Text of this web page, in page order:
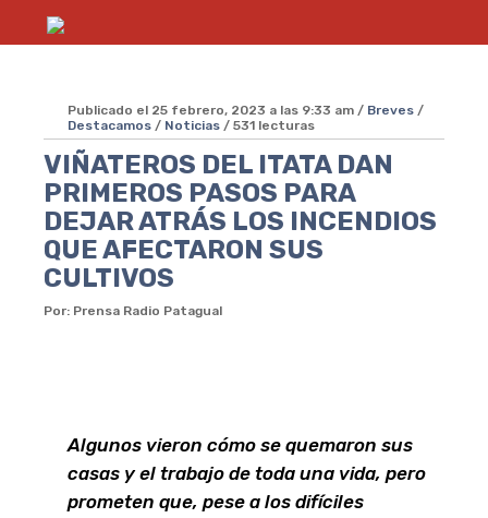
Publicado el 25 febrero, 2023 a las 9:33 am / Breves /
Destacamos / Noticias / 531 lecturas
VIÑATEROS DEL ITATA DAN
PRIMEROS PASOS PARA
DEJAR ATRÁS LOS INCENDIOS
QUE AFECTARON SUS
CULTIVOS
Por: Prensa Radio Patagual
Algunos vieron cómo se quemaron sus
casas y el trabajo de toda una vida, pero
prometen que, pese a los difíciles